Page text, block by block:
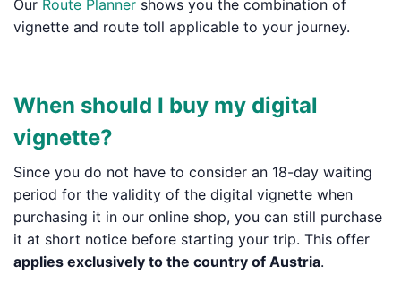
Our Route Planner shows you the combination of
vignette and route toll applicable to your journey.
When should I buy my digital
vignette?
Since you do not have to consider an 18-day waiting
period for the validity of the digital vignette when
purchasing it in our online shop, you can still purchase
it at short notice before starting your trip. This offer
applies exclusively to the country of Austria.